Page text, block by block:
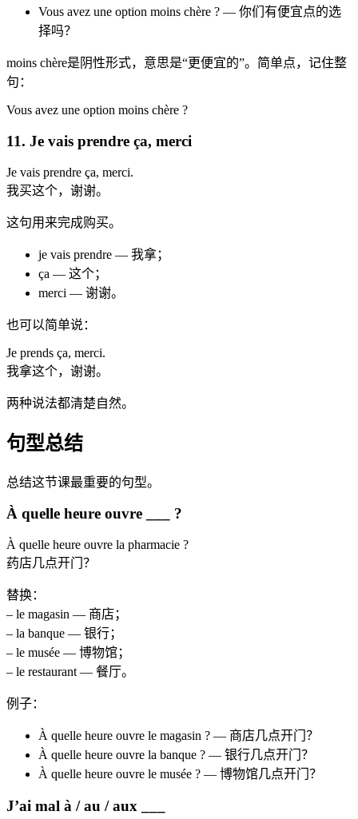
Vous avez une option moins chère ? — 你们有便宜点的选
择吗？
moins chère是阴性形式，意思是“更便宜的”。简单点，记住整
句：
Vous avez une option moins chère ?
11. Je vais prendre ça, merci
Je vais prendre ça, merci.
我买这个，谢谢。
这句用来完成购买。
je vais prendre — 我拿；
ça — 这个；
merci — 谢谢。
也可以简单说：
Je prends ça, merci.
我拿这个，谢谢。
两种说法都清楚自然。
句型总结
总结这节课最重要的句型。
À quelle heure ouvre ___ ?
À quelle heure ouvre la pharmacie ?
药店几点开门？
替换：
– le magasin — 商店；
– la banque — 银行；
– le musée — 博物馆；
– le restaurant — 餐厅。
例子：
À quelle heure ouvre le magasin ? — 商店几点开门？
À quelle heure ouvre la banque ? — 银行几点开门？
À quelle heure ouvre le musée ? — 博物馆几点开门？
J’ai mal à / au / aux ___